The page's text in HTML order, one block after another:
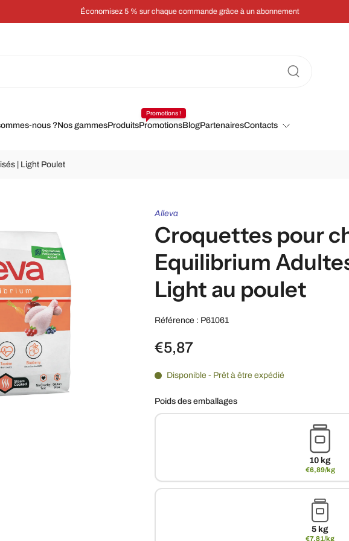
Économisez 5 % sur chaque commande grâce à un abonnement
nous ?Nos gammesProduitsPromotions
Promotions !
BlogPartenairesContacts
| Light Poulet
Alleva
Croquettes pour
Equilibrium
Light au poulet
Référence : P61061
€5,87
Disponible - Prêt à être expédié
Poids des emballages
10 kg
€6,89/kg
5 kg
€7,81/kg